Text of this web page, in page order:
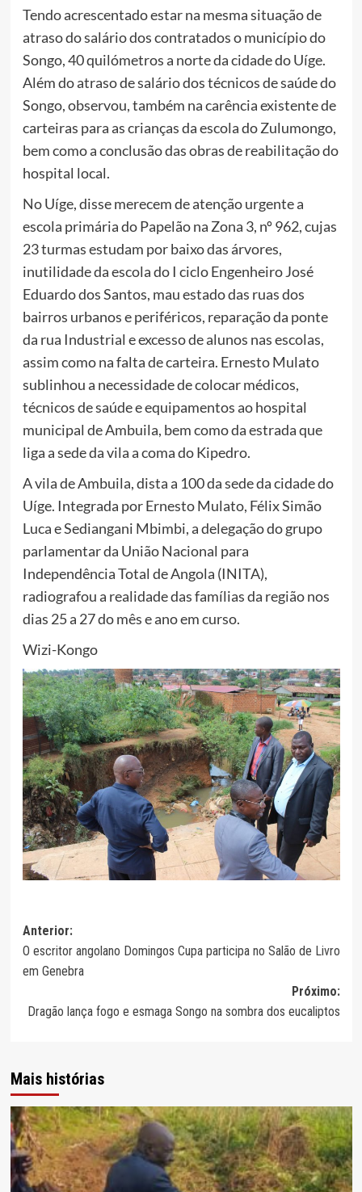
Tendo acrescentado estar na mesma situação de
atraso do salário dos contratados o município do
Songo, 40 quilómetros a norte da cidade do Uíge.
Além do atraso de salário dos técnicos de saúde do
Songo, observou, também na carência existente de
carteiras para as crianças da escola do Zulumongo,
bem como a conclusão das obras de reabilitação do
hospital local.
No Uíge, disse merecem de atenção urgente a
escola primária do Papelão na Zona 3, nº 962, cujas
23 turmas estudam por baixo das árvores,
inutilidade da escola do I ciclo Engenheiro José
Eduardo dos Santos, mau estado das ruas dos
bairros urbanos e periféricos, reparação da ponte
da rua Industrial e excesso de alunos nas escolas,
assim como na falta de carteira. Ernesto Mulato
sublinhou a necessidade de colocar médicos,
técnicos de saúde e equipamentos ao hospital
municipal de Ambuila, bem como da estrada que
liga a sede da vila a coma do Kipedro.
A vila de Ambuila, dista a 100 da sede da cidade do
Uíge. Integrada por Ernesto Mulato, Félix Simão
Luca e Sediangani Mbimbi, a delegação do grupo
parlamentar da União Nacional para
Independência Total de Angola (INITA),
radiografou a realidade das famílias da região nos
dias 25 a 27 do mês e ano em curso.
Wizi-Kongo
Navegação
de
Anterior:
O escritor angolano Domingos Cupa participa no Salão de Livro
em Genebra
Próximo:
Dragão lança fogo e esmaga Songo na sombra dos eucaliptos
Mais histórias